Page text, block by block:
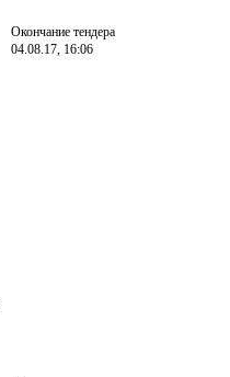
Окончание тендера
04.08.17, 16:06